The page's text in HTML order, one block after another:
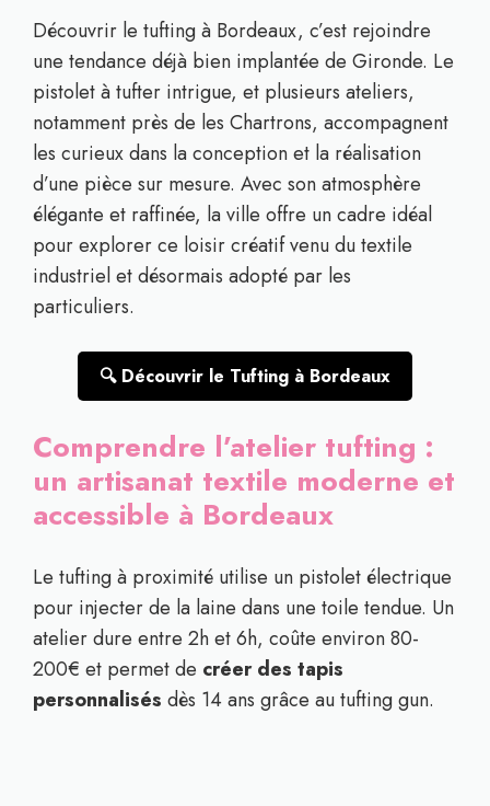
Découvrir le tufting à Bordeaux, c’est rejoindre
une tendance déjà bien implantée de Gironde. Le
pistolet à tufter intrigue, et plusieurs ateliers,
notamment près de les Chartrons, accompagnent
les curieux dans la conception et la réalisation
d’une pièce sur mesure. Avec son atmosphère
élégante et raffinée, la ville offre un cadre idéal
pour explorer ce loisir créatif venu du textile
industriel et désormais adopté par les
particuliers.
🔍 Découvrir le Tufting à Bordeaux
Comprendre l’atelier tufting :
un artisanat textile moderne et
accessible à Bordeaux
Le tufting à proximité utilise un pistolet électrique
pour injecter de la laine dans une toile tendue. Un
atelier dure entre 2h et 6h, coûte environ 80-
200€ et permet de créer des tapis
personnalisés dès 14 ans grâce au tufting gun.